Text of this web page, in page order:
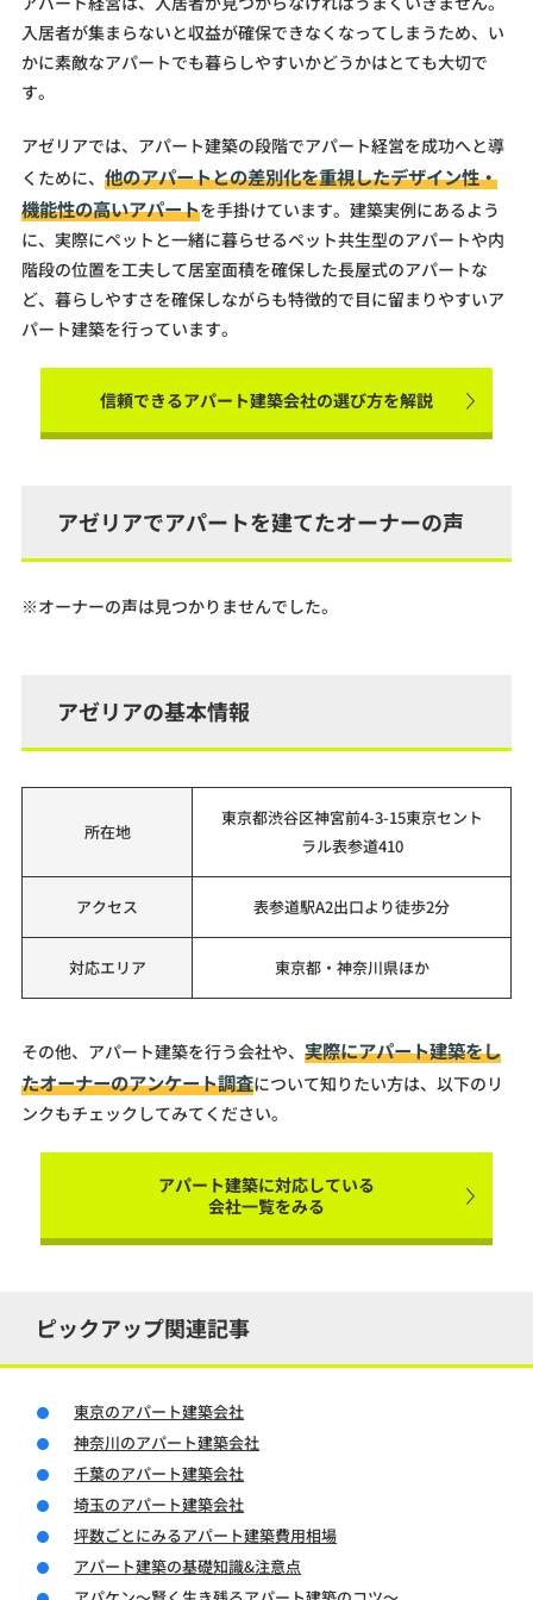
入居者が集まらないと収益が確保できなくなってしまうため、い
かに素敵なアパートでも暮らしやすいかどうかはとても大切で
す。
アゼリアでは、アパート建築の段階でアパート経営を成功へと導
くために、 他のアパートとの差別化を重視したデザイン性・
機能性の高いアパートを手掛けています。建築実例にあるよう
に、実際にペットと一緒に暮らせるペット共生型のアパートや内
階段の位置を工夫して居室面積を確保した長屋式のアパートな
ど、暮らしやすさを確保しながらも特徴的で目に留まりやすいア
パート建築を行っています。
信頼できるアパート建築会社の選び方を解説
アゼリアでアパートを建てたオーナーの声
※オーナーの声は見つかりませんでした。
アゼリアの基本情報
所在地
東京都渋谷区神宮前4-3-15東京セント
ラル表参道410
アクセス 表参道駅A2出口より徒歩2分
対応エリア 東京都・神奈川県ほか
その他、アパート建築を行う会社や、 実際にアパート建築をし
たオーナーのアンケート調査について知りたい方は、以下のリ
ンクもチェックしてみてください。
アパート建築に対応している
会社一覧をみる
ピックアップ関連記事
東京のアパート建築会社
神奈川のアパート建築会社
千葉のアパート建築会社
埼玉のアパート建築会社
坪数ごとにみるアパート建築費用相場
アパート建築の基礎知識&注意点